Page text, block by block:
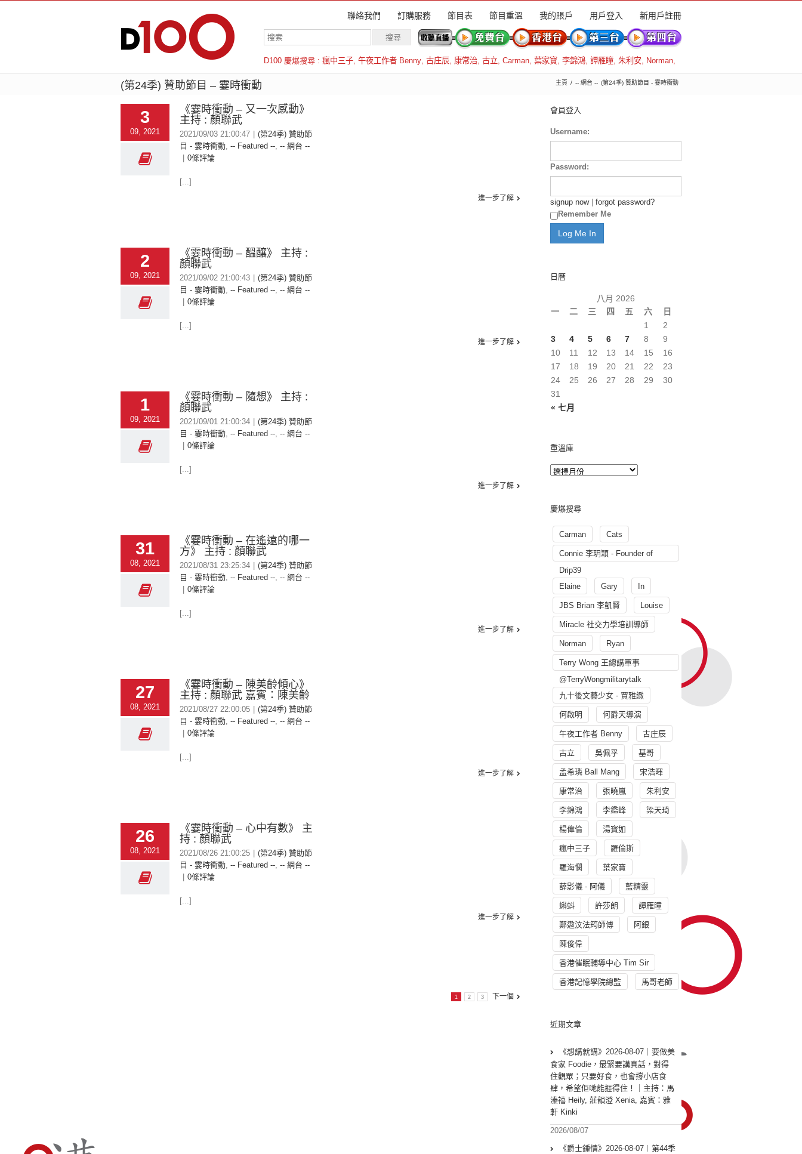
聯絡我們 訂購服務 節目表 節目重溫 我的賬戶 用戶登入 新用戶註冊
D100 慶爆搜尋 : 瘋中三子, 午夜工作者 Benny, 古庄辰, 康常治, 古立, Carman, 葉家寶, 李錦鴻, 譚雁瞳, 朱利安, Norman,
羅倫斯
(第24季) 贊助節目 – 霎時衝動 主頁 -- 網台 -- (第24季) 贊助節目 - 霎時衝動
3
09, 2021
《霎時衝動 – 又一次感動》
主持 : 顏聯武
2021/09/03 21:00:47
(第24季) 贊助節
目 - 霎時衝動, -- Featured --, -- 網台 --
0條評論
[...]
進一步了解
2
09, 2021
《霎時衝動 – 醞釀》 主持 :
顏聯武
2021/09/02 21:00:43
(第24季) 贊助節
目 - 霎時衝動, -- Featured --, -- 網台 --
0條評論
[...]
進一步了解
1
09, 2021
《霎時衝動 – 隨想》 主持 :
顏聯武
2021/09/01 21:00:34
(第24季) 贊助節
目 - 霎時衝動, -- Featured --, -- 網台 --
0條評論
[...]
進一步了解
31
08, 2021
《霎時衝動 – 在遙遠的哪一
方》 主持 : 顏聯武
2021/08/31 23:25:34
(第24季) 贊助節
目 - 霎時衝動, -- Featured --, -- 網台 --
0條評論
[...]
進一步了解
27
08, 2021
《霎時衝動 – 陳美齡傾心》
主持 : 顏聯武 嘉賓：陳美齡
2021/08/27 22:00:05
(第24季) 贊助節
目 - 霎時衝動, -- Featured --, -- 網台 --
0條評論
[...]
進一步了解
26
08, 2021
《霎時衝動 – 心中有數》 主
持 : 顏聯武
2021/08/26 21:00:25
(第24季) 贊助節
目 - 霎時衝動, -- Featured --, -- 網台 --
0條評論
[...]
進一步了解
1 2 3 下一個
會員登入
Username:
Password:
signup now| forgot password?
Remember Me
日曆
八月 2026
一
二 三 四 五 六 日
« 七月
1
2
3
4 5 6 7 8
9
10
11 12 13 14 15
16
17
18 19 20 21 22
23
24
25 26 27 28 29
30
31
重溫庫
慶爆搜尋
Carman Cats
Connie 李玥穎 - Founder of
Drip39
Elaine
Gary In
JBS Brian 李凱賢 Louise
Miracle 社交力學培訓導師
Norman Ryan
Terry Wong 王總講軍事
@TerryWongmilitarytalk
九十後文藝少女 - 賈雅緻
何啟明 何爵天導演
午夜工作者 Benny 古庄辰
古立 吳佩孚 基哥
孟希璘 Ball Mang 宋浩暉
康常治 張曉嵐 朱利安
李錦鴻 李鑑峰 梁天琦
楊偉倫 湯寳如
瘋中三子 羅倫斯
羅海憫 葉家寶
薛影儀 - 阿儀 藍精靈
蝌蚪 許莎朗 譚雁瞳
鄭遨汶法筠師傅 阿銀
陳俊偉
香港催眠輔導中心 Tim Sir
香港記憶學院總監 馬哥老師
近期文章
《想講就講》2026-08-07｜要做美
食家 Foodie，最緊要講真話，對得
住觀眾；只要好食，也會撐小店食
肆，希望佢哋能捱得住！｜主持：馬
溱禧 Heily, 莊韻澄 Xenia, 嘉賓：雅
軒 Kinki
2026/08/07
《爵士鍾情》2026-08-07︱第44季